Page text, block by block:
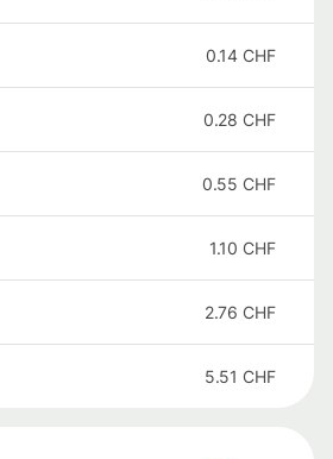
0.14 CHF
0.28 CHF
0.55 CHF
1.10 CHF
2.76 CHF
5.51 CHF